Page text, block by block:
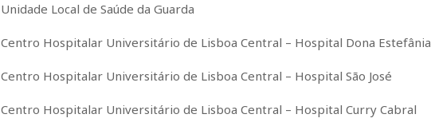
Unidade Local de Saúde da Guarda
Centro Hospitalar Universitário de Lisboa Central – Hospital Dona Estefânia
Centro Hospitalar Universitário de Lisboa Central – Hospital São José
Centro Hospitalar Universitário de Lisboa Central – Hospital Curry Cabral